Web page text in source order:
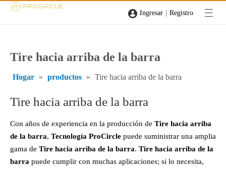
Ingresar | Registro
Tire hacia arriba de la barra
Hogar » productos » Tire hacia arriba de la barra
Tire hacia arriba de la barra
Con años de experiencia en la producción de Tire hacia arriba
de la barra, Tecnología ProCircle puede suministrar una amplia
gama de Tire hacia arriba de la barra. Tire hacia arriba de la
barra puede cumplir con muchas aplicaciones; si lo necesita,